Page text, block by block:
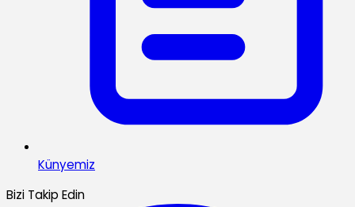
Künyemiz
Bizi Takip Edin